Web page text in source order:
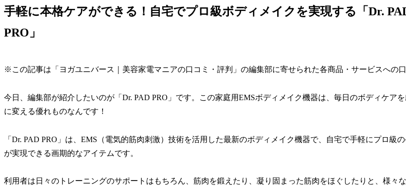
手軽に本格ケアができる！自宅でプロ級ボディメイクを実現する「Dr.
PRO」
※この記事は「ヨガユニバース｜美容家電マニアの口コミ・評判」の編集部に寄せられた各商品・サービスへの口
今日、編集部が紹介したいのが「Dr. PAD PRO」です。この家庭用EMSボディメイク機器は、毎日のボディケア
に変える優れものなんです！
「Dr. PAD PRO」は、EMS（電気的筋肉刺激）技術を活用した最新のボディメイク機器で、自宅で手軽にプロ級
が実現できる画期的なアイテムです。
利用者は日々のトレーニングのサポートはもちろん、筋肉を鍛えたり、凝り固まった筋肉をほぐしたりと、様々